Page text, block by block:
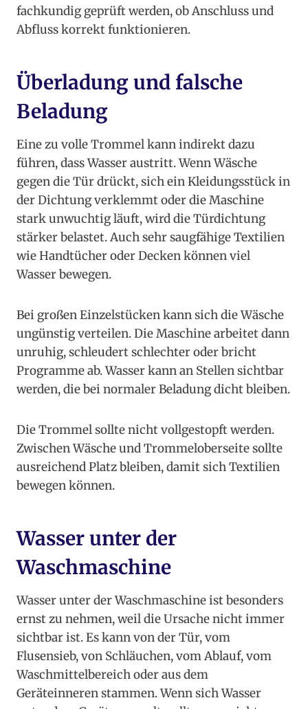
fachkundig geprüft werden, ob Anschluss und
Abfluss korrekt funktionieren.
Überladung und falsche
Beladung
Eine zu volle Trommel kann indirekt dazu
führen, dass Wasser austritt. Wenn Wäsche
gegen die Tür drückt, sich ein Kleidungsstück in
der Dichtung verklemmt oder die Maschine
stark unwuchtig läuft, wird die Türdichtung
stärker belastet. Auch sehr saugfähige Textilien
wie Handtücher oder Decken können viel
Wasser bewegen.
Bei großen Einzelstücken kann sich die Wäsche
ungünstig verteilen. Die Maschine arbeitet dann
unruhig, schleudert schlechter oder bricht
Programme ab. Wasser kann an Stellen sichtbar
werden, die bei normaler Beladung dicht bleiben.
Die Trommel sollte nicht vollgestopft werden.
Zwischen Wäsche und Trommeloberseite sollte
ausreichend Platz bleiben, damit sich Textilien
bewegen können.
Wasser unter der
Waschmaschine
Wasser unter der Waschmaschine ist besonders
ernst zu nehmen, weil die Ursache nicht immer
sichtbar ist. Es kann von der Tür, vom
Flusensieb, von Schläuchen, vom Ablauf, vom
Waschmittelbereich oder aus dem
Geräteinneren stammen. Wenn sich Wasser